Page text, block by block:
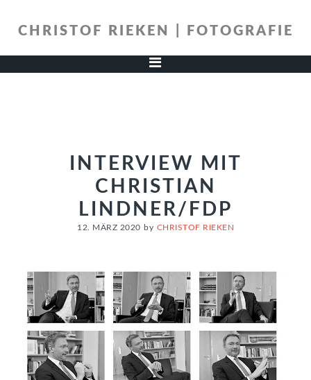
Hauptnavigation
Inhalt
CHRISTOF RIEKEN | FOTOGRAFIE
INTERVIEW MIT
CHRISTIAN
LINDNER/FDP
12. MÄRZ 2020 by CHRISTOF RIEKEN